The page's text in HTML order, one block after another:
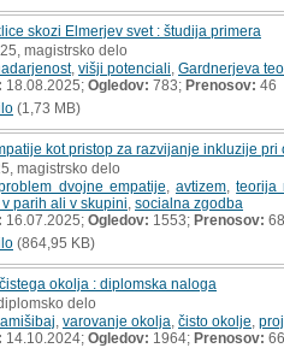
skozi Elmerjev svet : študija primera
magistrsko delo
, višji potenciali Gardnerjeva
18.08.2025; Ogledov: 783; Prenosov: 46
(1,73 MB)
kot pristop za razvijanje inkluzije
magistrsko delo
dvojne empatije avtizem,teorija
parih ali v skupini socialna zgodba
16.07.2025; Ogledov: 1553; Prenosov: 68
(864,95 KB)
okolja : diplomska naloga
delo
varovanje okolja čisto okolje
14.10.2024; Ogledov: 1964; Prenosov: 66